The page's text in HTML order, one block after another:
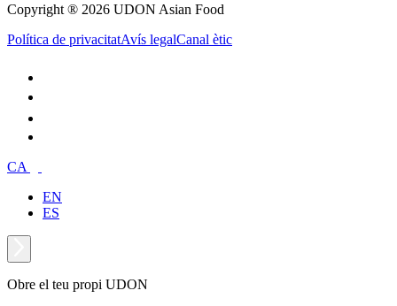
Copyright ® 2026 UDON Asian Food
Política de privacitatAvís legalCanal ètic
CA
EN
ES
Obre el teu propi UDON